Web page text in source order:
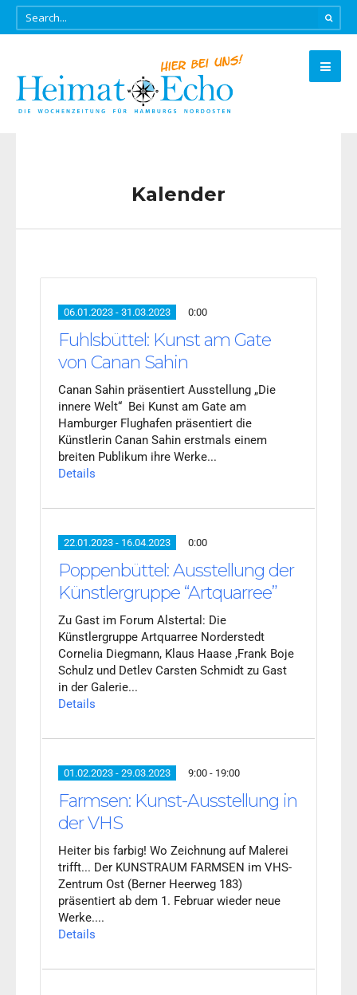
Kalender
06.01.2023 - 31.03.2023 0:00
Fuhlsbüttel: Kunst am Gate
von Canan Sahin
Canan Sahin präsentiert Ausstellung „Die
innere Welt“ Bei Kunst am Gate am
Hamburger Flughafen präsentiert die
Künstlerin Canan Sahin erstmals einem
breiten Publikum ihre Werke...
Details
22.01.2023 - 16.04.2023 0:00
Poppenbüttel: Ausstellung der
Künstlergruppe “Artquarree”
Zu Gast im Forum Alstertal: Die
Künstlergruppe Artquarree Norderstedt
Cornelia Diegmann, Klaus Haase ,Frank Boje
Schulz und Detlev Carsten Schmidt zu Gast
in der Galerie...
Details
01.02.2023 - 29.03.2023 9:00 - 19:00
Farmsen: Kunst-Ausstellung in
der VHS
Heiter bis farbig! Wo Zeichnung auf Malerei
trifft... Der KUNSTRAUM FARMSEN im VHS-
Zentrum Ost (Berner Heerweg 183)
präsentiert ab dem 1. Februar wieder neue
Werke....
Details